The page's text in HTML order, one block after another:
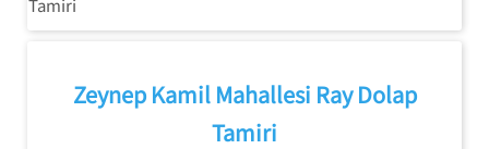
Tamiri
Zeynep Kamil Mahallesi Ray Dolap
Tamiri